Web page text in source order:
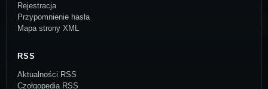
Rejestracja
Przypomnienie hasła
Mapa strony XML
RSS
Aktualności RSS
Czołgopedia RSS